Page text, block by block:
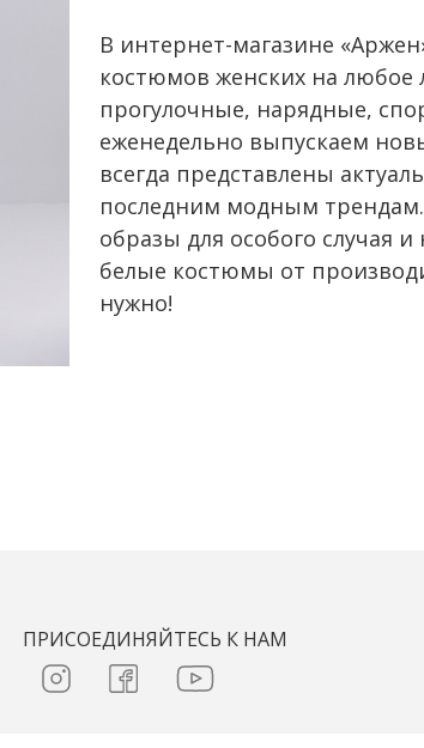
В интернет-магазине
костюмов женских на любое
прогулочные, нарядные,
еженедельно выпускаем
всегда представлены
последним модным
образы для особого случая
белые костюмы от
нужно!
ПРИСОЕДИНЯЙТЕСЬ К НАМ